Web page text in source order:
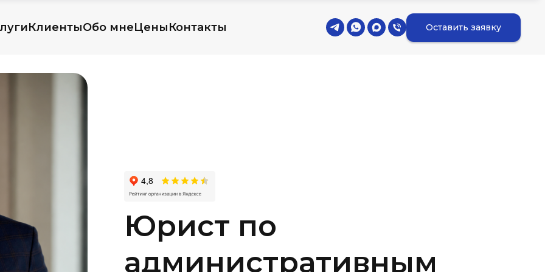
КлиентыОбо мнеЦеныКонтакты Оставить заявку
Юрист по
административным